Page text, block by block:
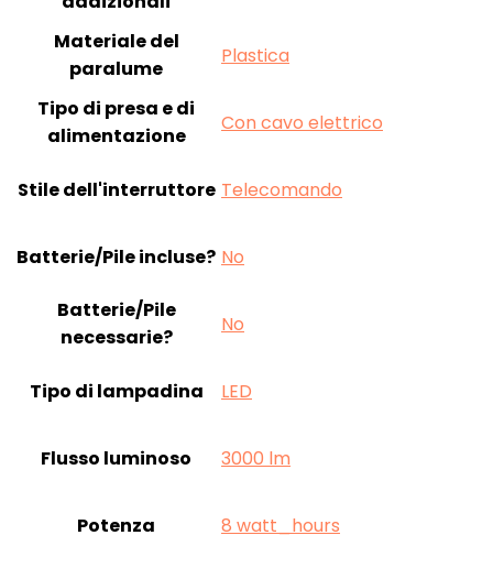
Materiale del
paralume
‎Plastica
Tipo di presa e di
alimentazione
‎Con cavo elettrico
Stile dell'interruttore ‎Telecomando
Batterie/Pile incluse? ‎No
Batterie/Pile
necessarie?
‎No
Tipo di lampadina ‎LED
Flusso luminoso ‎3000 lm
Potenza ‎8 watt_hours